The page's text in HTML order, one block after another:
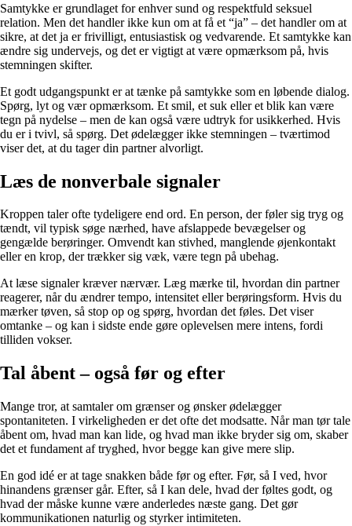
Samtykke er grundlaget for enhver sund og respektfuld seksuel
relation. Men det handler ikke kun om at få et “ja” – det handler om at
sikre, at det ja er frivilligt, entusiastisk og vedvarende. Et samtykke kan
ændre sig undervejs, og det er vigtigt at være opmærksom på, hvis
stemningen skifter.
Et godt udgangspunkt er at tænke på samtykke som en løbende dialog.
Spørg, lyt og vær opmærksom. Et smil, et suk eller et blik kan være
tegn på nydelse – men de kan også være udtryk for usikkerhed. Hvis
du er i tvivl, så spørg. Det ødelægger ikke stemningen – tværtimod
viser det, at du tager din partner alvorligt.
Læs de nonverbale signaler
Kroppen taler ofte tydeligere end ord. En person, der føler sig tryg og
tændt, vil typisk søge nærhed, have afslappede bevægelser og
gengælde berøringer. Omvendt kan stivhed, manglende øjenkontakt
eller en krop, der trækker sig væk, være tegn på ubehag.
At læse signaler kræver nærvær. Læg mærke til, hvordan din partner
reagerer, når du ændrer tempo, intensitet eller berøringsform. Hvis du
mærker tøven, så stop op og spørg, hvordan det føles. Det viser
omtanke – og kan i sidste ende gøre oplevelsen mere intens, fordi
tilliden vokser.
Tal åbent – også før og efter
Mange tror, at samtaler om grænser og ønsker ødelægger
spontaniteten. I virkeligheden er det ofte det modsatte. Når man tør tale
åbent om, hvad man kan lide, og hvad man ikke bryder sig om, skaber
det et fundament af tryghed, hvor begge kan give mere slip.
En god idé er at tage snakken både før og efter. Før, så I ved, hvor
hinandens grænser går. Efter, så I kan dele, hvad der føltes godt, og
hvad der måske kunne være anderledes næste gang. Det gør
kommunikationen naturlig og styrker intimiteten.